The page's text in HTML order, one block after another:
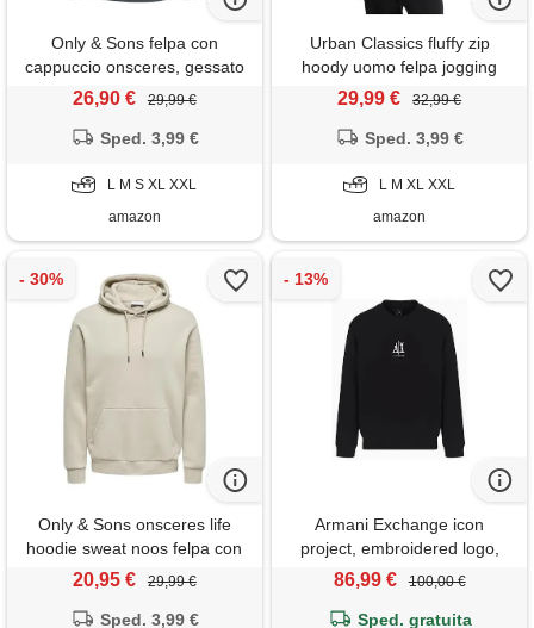
Only & Sons felpa con
cappuccio onsceres, gessato
grigio, m
26,90 € 29,99 €
Sped. 3,99 €
L M S XL XXL
amazon
Urban Classics fluffy zip
hoody uomo felpa jogging
nero m 70% cotone, 30%
29,99 € 32,99 €
Sped. 3,99 €
L M XL XXL
amazon
Only & Sons onsceres life
hoodie sweat noos felpa con
cappuccio, uomo, beige
20,95 € 29,99 €
Sped. 3,99 €
Armani Exchange icon
project, embroidered logo,
crewneck, felpa uomo, nero,
86,99 € 100,00 €
Sped. gratuita